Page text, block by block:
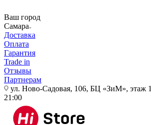
Ваш город
Самара
Доставка
Оплата
Гарантия
Trade in
Отзывы
Партнерам
ул. Ново-Садовая, 106, БЦ «ЗиМ», этаж 1
21:00